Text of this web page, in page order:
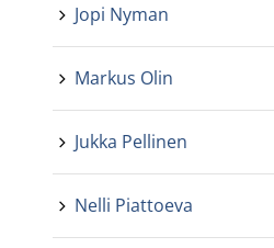
Jopi Nyman
Markus Olin
Jukka Pellinen
Nelli Piattoeva